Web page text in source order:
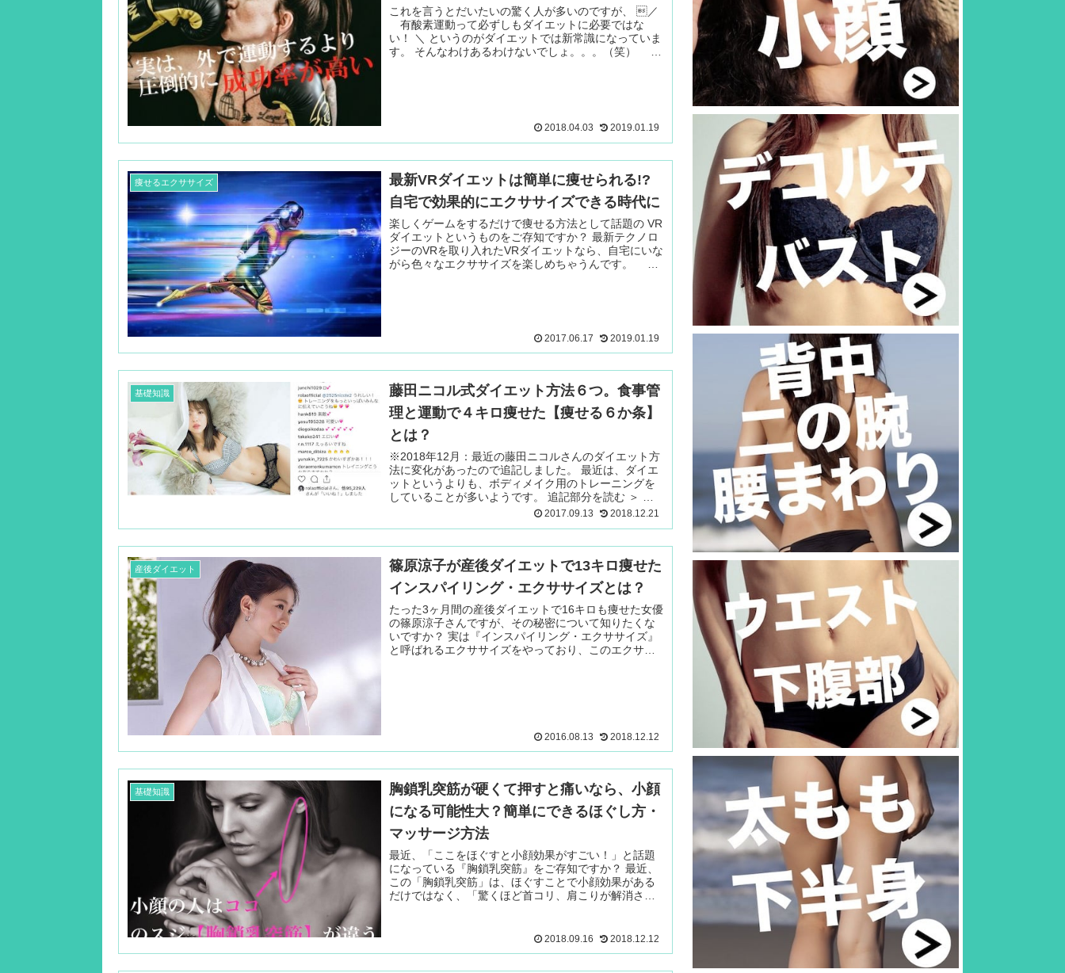
これを言うとだいたいの驚く人が多いのですが、 ／
有酸素運動って必ずしもダイエットに必要ではな
い！ ＼ というのがダイエットでは新常識になっていま
す。 そんなわけあるわけないでしょ。。。（笑） 続
2018.04.03 2019.01.19
痩せるエクササイズ
最新VRダイエットは簡単に痩せられる!?
自宅で効果的にエクササイズできる時代に
楽しくゲームをするだけで痩せる方法として話題の VR
ダイエットというものをご存知ですか？ 最新テクノロ
ジーのVRを取り入れたVRダイエットなら、自宅にいな
がら色々なエクササイズを楽しめちゃうんです。 続
2017.06.17 2019.01.19
基礎知識
藤田ニコル式ダイエット方法６つ。食事管
理と運動で４キロ痩せた【痩せる６か条】
とは？
※2018年12月：最近の藤田ニコルさんのダイエット方
法に変化があったので追記しました。 最近は、ダイエ
ットというよりも、ボディメイク用のトレーニングを
していることが多いようです。 追記部分を読む ＞ い
2017.09.13 2018.12.21
産後ダイエット
篠原涼子が産後ダイエットで13キロ痩せた
インスパイリング・エクササイズとは？
たった3ヶ月間の産後ダイエットで16キロも痩せた女優
の篠原涼子さんですが、その秘密について知りたくな
いですか？ 実は『インスパイリング・エクササイズ』
と呼ばれるエクササイズをやっており、このエクササ
2016.08.13 2018.12.12
基礎知識
胸鎖乳突筋が硬くて押すと痛いなら、小顔
になる可能性大？簡単にできるほぐし方・
マッサージ方法
最近、「ここをほぐすと小顔効果がすごい！」と話題
になっている『胸鎖乳突筋』をご存知ですか？ 最近、
この「胸鎖乳突筋」は、ほぐすことで小顔効果がある
だけではなく、「驚くほど首コリ、肩こりが解消され
2018.09.16 2018.12.12